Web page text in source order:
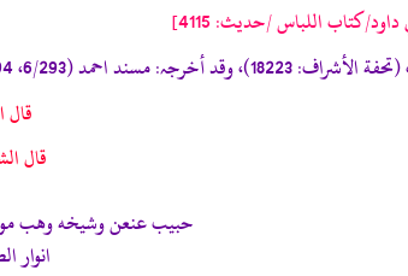
كتاب اللباس /حدیث: 4115]
مسند احمد (6/293، 294، 296، 297، 307) (ضعیف)»
قال
قال
حبيب عنعن وشيخه وهب مولي
انوار